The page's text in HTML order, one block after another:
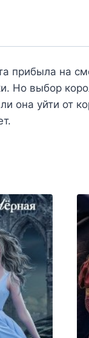
прибыла на
Но выбор
она уйти от